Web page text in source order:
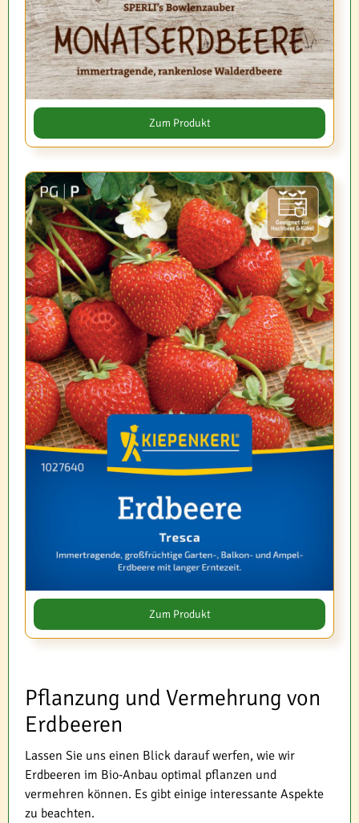
Zum Produkt
Zum Produkt
Pflanzung und Vermehrung von
Erdbeeren
Lassen Sie uns einen Blick darauf werfen, wie wir
Erdbeeren im Bio-Anbau optimal pflanzen und
vermehren können. Es gibt einige interessante Aspekte
zu beachten.